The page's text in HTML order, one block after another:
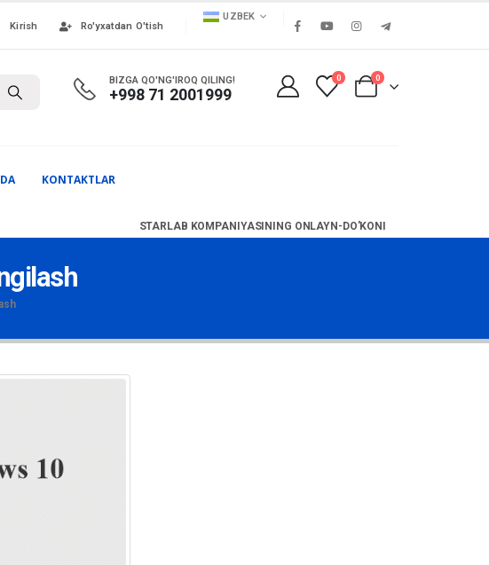
Kirish Ro'yxatdan O'tish
UZBEK
BIZGA QO'NG'IROQ QILING!
+998 71 2001999
0 0
KONTAKTLAR
STARLAB KOMPANIYASINING ONLAYN-DO'KONI